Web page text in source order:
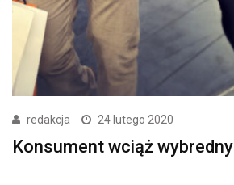
redakcja 24 lutego 2020
Konsument wciąż wybredny